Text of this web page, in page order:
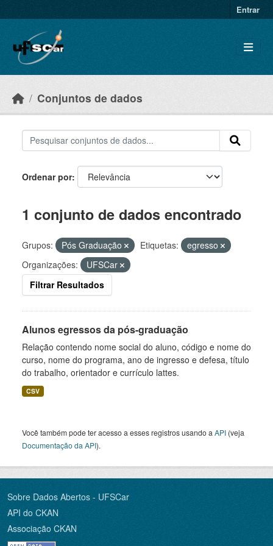
Entrar
Conjuntos de dados
Ordenar por
1 conjunto de dados encontrado
Grupos: Pós Graduação Etiquetas:
egresso
Organizações:
UFSCar
Filtrar Resultados
Alunos egressos da pós-graduação
Relação contendo nome social do aluno, código e nome do
curso, nome do programa, ano de ingresso e defesa, título
do trabalho, orientador e currículo lattes.
CSV
Você também pode ter acesso a esses registros usando a API (veja
Documentação da API).
Sobre Dados Abertos - UFSCar
API do CKAN
Associação CKAN